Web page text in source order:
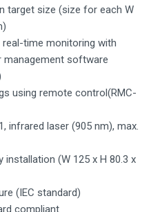
target size (size for each W
time monitoring with
management software
using remote control(RMC-
infrared laser (905 nm), max.
(W 125 x H 80.3 x
(IEC standard)
compliant